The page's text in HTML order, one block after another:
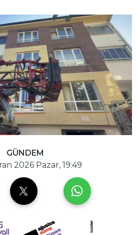
GÜNDEM
2026 Pazar, 19:49